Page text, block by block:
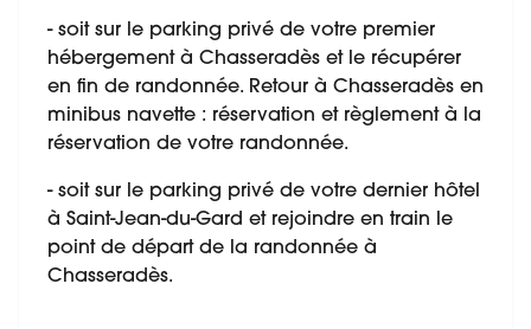
- soit sur le parking privé de votre premier
hébergement à Chasseradès et le récupérer
en fin de randonnée. Retour à Chasseradès en
minibus navette : réservation et règlement à la
réservation de votre randonnée.
- soit sur le parking privé de votre dernier hôtel
à Saint-Jean-du-Gard et rejoindre en train le
point de départ de la randonnée à
Chasseradès.